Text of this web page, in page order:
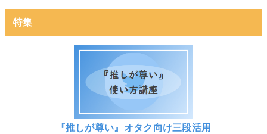
特集
『推しが尊い』オタク向け三段活用